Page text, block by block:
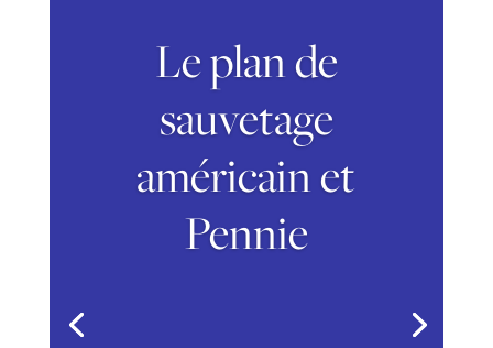
Le plan de
sauvetage
américain et
Pennie